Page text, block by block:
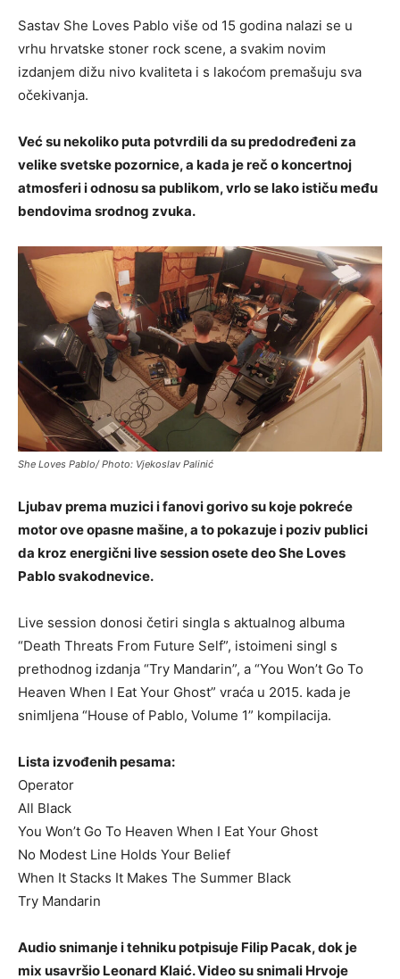
Sastav She Loves Pablo više od 15 godina nalazi se u
vrhu hrvatske stoner rock scene, a svakim novim
izdanjem dižu nivo kvaliteta i s lakoćom premašuju sva
očekivanja.
Već su nekoliko puta potvrdili da su predodređeni za
velike svetske pozornice, a kada je reč o koncertnoj
atmosferi i odnosu sa publikom, vrlo se lako ističu među
bendovima srodnog zvuka.
She Loves Pablo/ Photo: Vjekoslav Palinić
Ljubav prema muzici i fanovi gorivo su koje pokreće
motor ove opasne mašine, a to pokazuje i poziv publici
da kroz energični live session osete deo She Loves
Pablo svakodnevice.
Live session donosi četiri singla s aktualnog albuma
“Death Threats From Future Self”, istoimeni singl s
prethodnog izdanja “Try Mandarin”, a “You Won’t Go To
Heaven When I Eat Your Ghost” vraća u 2015. kada je
snimljena “House of Pablo, Volume 1” kompilacija.
Lista izvođenih pesama:
Operator
All Black
You Won’t Go To Heaven When I Eat Your Ghost
No Modest Line Holds Your Belief
When It Stacks It Makes The Summer Black
Try Mandarin
Audio snimanje i tehniku potpisuje Filip Pacak, dok je
mix usavršio Leonard Klaić. Video su snimali Hrvoje